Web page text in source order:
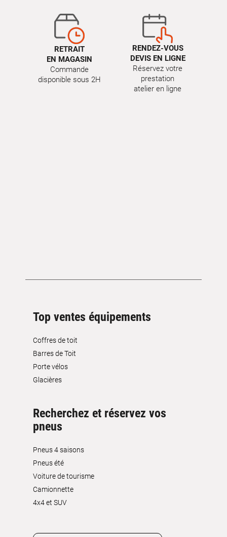
RETRAIT
EN MAGASIN
Commande
disponible sous 2H
RENDEZ-VOUS
DEVIS EN LIGNE
Réservez votre
prestation
atelier en ligne
Top ventes équipements
Coffres de toit
Barres de Toit
Porte vélos
Glacières
Recherchez et réservez vos
pneus
Pneus 4 saisons
Pneus été
Voiture de tourisme
Camionnette
4x4 et SUV